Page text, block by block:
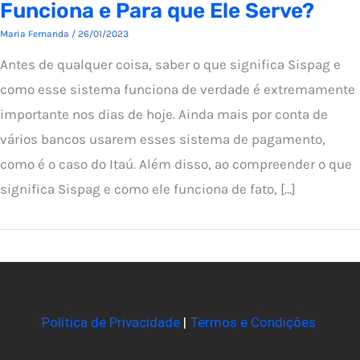
Funciona e Para que Ele Serve?
Maria Fernanda / 26/01/2023
Antes de qualquer coisa, saber o que significa Sispag e
como esse sistema funciona de verdade é extremamente
importante nos dias de hoje. Ainda mais por conta de
vários bancos usarem esses sistema de pagamento,
como é o caso do Itaú. Além disso, ao compreender o que
significa Sispag e como ele funciona de fato, […]
Política de Privacidade| Termos e Condições